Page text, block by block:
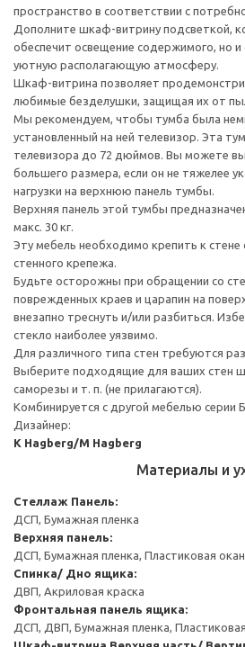
пространство в соответствии с
Дополните шкаф-витрину подсветкой,
обеспечит освещение содержимого, но и
уютную располагающую атмосферу.
Шкаф-витрина позволяет
любимые безделушки, защищая их от
Мы рекомендуем, чтобы тумба была
установленный на ней телевизор. Эта
телевизора до 72 дюймов. Вы можете
большего размера, если он не тяжелее
нагрузки на верхнюю панель тумбы.
Верхняя панель этой тумбы
макс. 30 кг.
Эту мебель необходимо крепить к
стенного крепежа.
Будьте осторожны при обращении со
поврежденных краев и царапин на
внезапно треснуть и/или разбиться.
стекло наиболее уязвимо.
Для различного типа стен требуются
Выберите подходящие для ваших стен
саморезы и т. п. (не прилагаются).
Комбинируется с другой мебелью серии
Дизайнер:
K Hagberg/M Hagberg
Материалы и
Стеллаж Панель:
ДСП, Бумажная пленка
Верхняя панель:
ДСП, Бумажная пленка, Пластиковая
Спинка/ Дно ящика:
ДВП, Акриловая краска
Фронтальная панель ящика:
ДСП, ДВП, Бумажная пленка,